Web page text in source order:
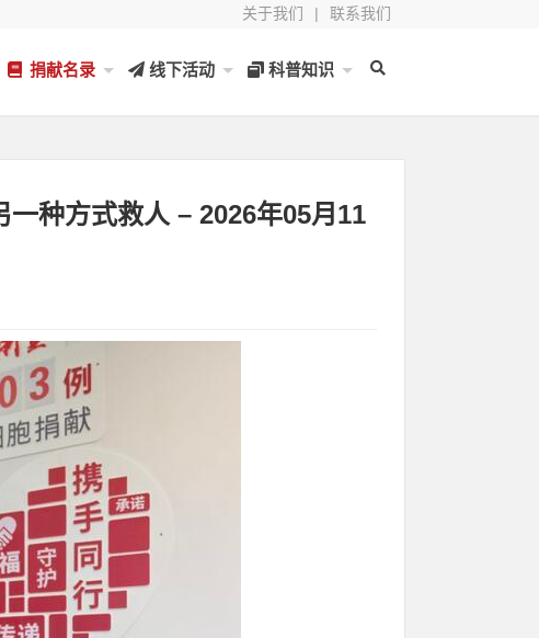
关于我们 | 联系我们
捐献名录 线下活动 科普知识
一种方式救人 – 2026年05月11